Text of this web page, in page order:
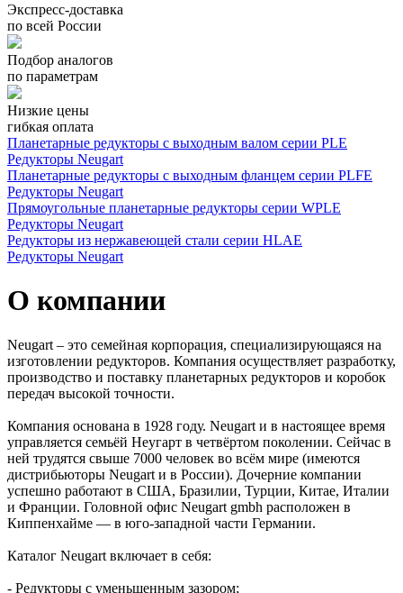
Экспресс-доставка
по всей России
Подбор аналогов
по параметрам
Низкие цены
гибкая оплата
Планетарные редукторы с выходным валом серии PLE
Редукторы Neugart
Планетарные редукторы с выходным фланцем серии PLFE
Редукторы Neugart
Прямоугольные планетарные редукторы серии WPLE
Редукторы Neugart
Редукторы из нержавеющей стали серии HLAE
Редукторы Neugart
О компании
Neugart – это семейная корпорация, специализирующаяся на
изготовлении редукторов. Компания осуществляет разработку,
производство и поставку планетарных редукторов и коробок
передач высокой точности.
Компания основана в 1928 году. Neugart и в настоящее время
управляется семьёй Неугарт в четвёртом поколении. Сейчас в
ней трудятся свыше 7000 человек во всём мире (имеются
дистрибьюторы Neugart и в России). Дочерние компании
успешно работают в США, Бразилии, Турции, Китае, Италии
и Франции. Головной офис Neugart gmbh расположен в
Киппенхайме — в юго-западной части Германии.
Каталог Neugart включает в себя:
- Редукторы с уменьшенным зазором;